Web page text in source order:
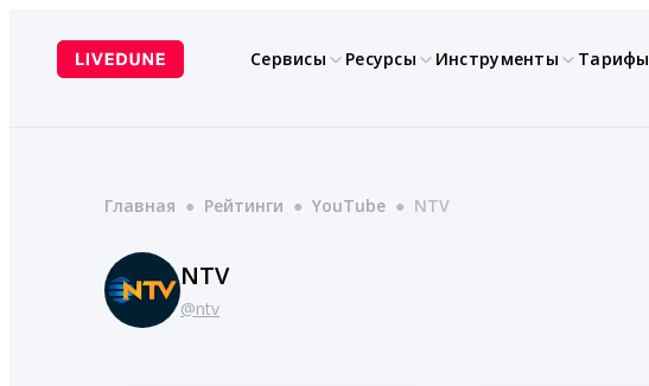
содержимому
Сервисы Ресурсы Инструменты Тарифы
Главная ● Рейтинги ● YouTube ● NTV
NTV
@ntv